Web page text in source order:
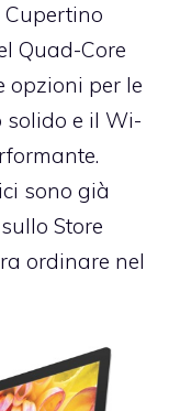
Quad-Core
opzioni per le
e il Wi-
sono già
Store
ordinare nel